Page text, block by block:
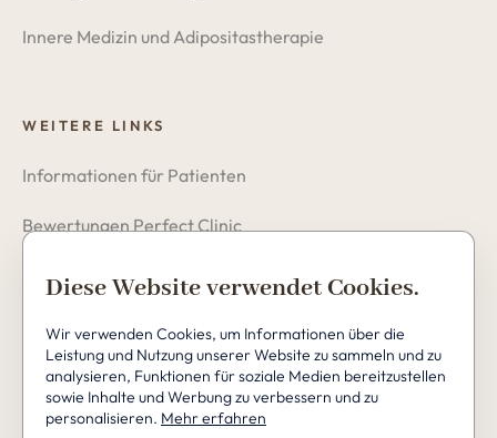
Innere Medizin und Adipositastherapie
WEITERE LINKS
Informationen für Patienten
Bewertungen Perfect Clinic
Datenschutzerklärung
Cookies
Diese Website verwendet Cookies.
Wir verwenden Cookies, um Informationen über die
Leistung und Nutzung unserer Website zu sammeln und zu
analysieren, Funktionen für soziale Medien bereitzustellen
sowie Inhalte und Werbung zu verbessern und zu
personalisieren. Mehr erfahren